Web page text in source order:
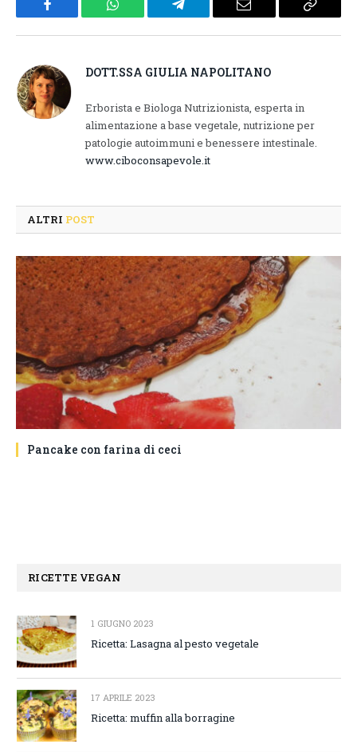
Facebook WhatsApp Telegram Email
Copy
DOTT.SSA GIULIA NAPOLITANO
Erborista e Biologa Nutrizionista, esperta in
alimentazione a base vegetale, nutrizione per
patologie autoimmuni e benessere intestinale.
www.ciboconsapevole.it
ALTRI POST
Pancake con farina di ceci
RICETTE VEGAN
1 GIUGNO 2023
Ricetta: Lasagna al pesto vegetale
17 APRILE 2023
Ricetta: muffin alla borragine